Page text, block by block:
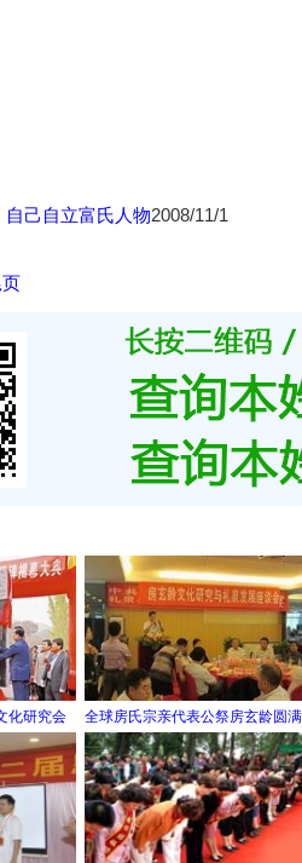
己自立富氏人物2008/11/1
页
化研究会 全球房氏宗亲代表公祭房玄龄圆